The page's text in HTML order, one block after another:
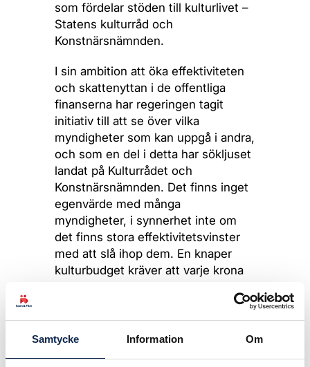
Samtycke Information Om
som fördelar stöden till kulturlivet –
Statens kulturråd och
Konstnärsnämnden.
I sin ambition att öka effektiviteten
och skattenyttan i de offentliga
finanserna har regeringen tagit
initiativ till att se över vilka
myndigheter som kan uppgå i andra,
och som en del i detta har sökljuset
landat på Kulturrådet och
Konstnärsnämnden. Det finns inget
egenvärde med många
myndigheter, i synnerhet inte om
det finns stora effektivitetsvinster
med att slå ihop dem. En knaper
kulturbudget kräver att varje krona
finns av en anledning, och att låta
den mindre Konstnärsnämnden
inlemmas i den större